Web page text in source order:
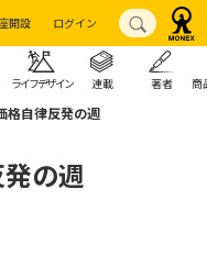
開設 ログイン
ライフデザイン 連載 著者 商
格自律反発の週
発の週